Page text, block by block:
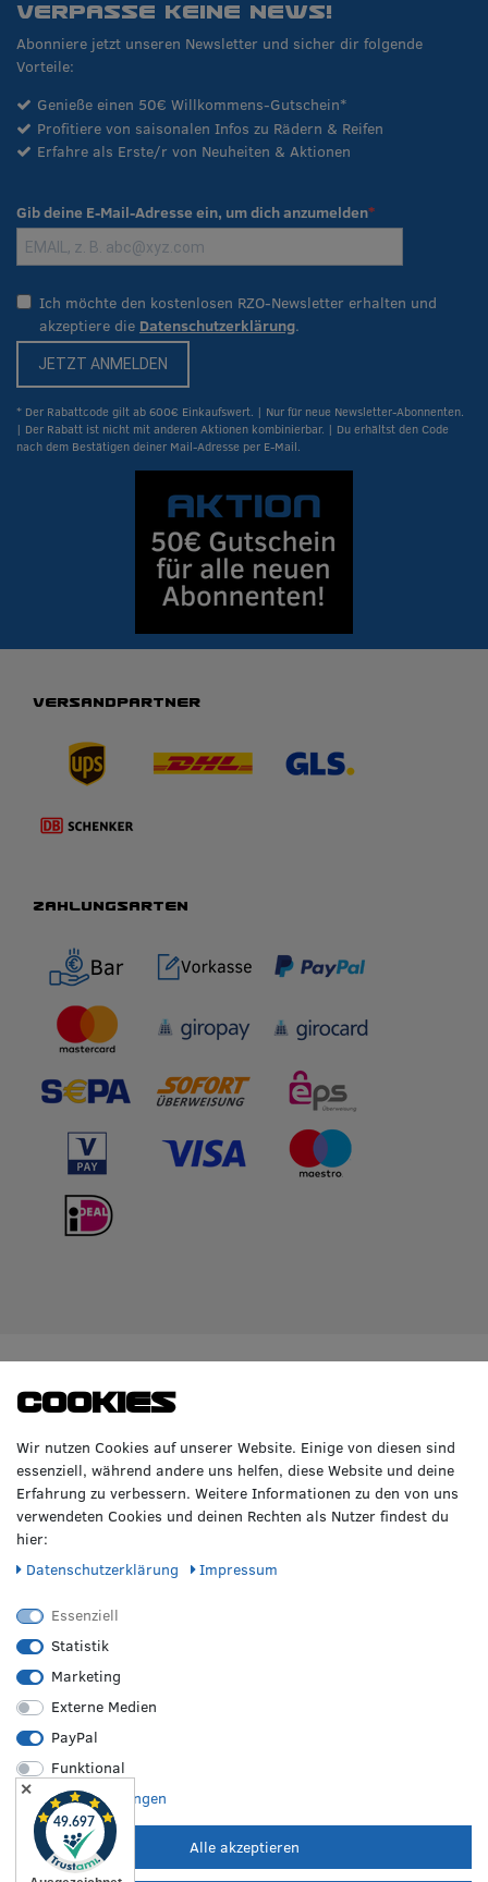
VERPASSE KEINE NEWS!
Abonniere jetzt unseren Newsletter und sicher dir folgende
Vorteile:
Genieße einen 50€ Willkommens-Gutschein*
Profitiere von saisonalen Infos zu Rädern & Reifen
Erfahre als Erste/r von Neuheiten & Aktionen
Gib deine E-Mail-Adresse ein, um dich anzumelden
Ich möchte den kostenlosen RZO-Newsletter erhalten und
akzeptiere die Datenschutzerklärung.
JETZT ANMELDEN
* Der Rabattcode gilt ab 600€ Einkaufswert. | Nur für neue Newsletter-Abonnenten.
| Der Rabatt ist nicht mit anderen Aktionen kombinierbar. | Du erhältst den Code
nach dem Bestätigen deiner Mail-Adresse per E-Mail.
VERSANDPARTNER
ZAHLUNGSARTEN
GERNE!
Heinrich-Hasemeier-Straße 36
49076 Osnabrück
Telefon: 0541 / 800 085 06
WhatsApp: 0541 / 800 085 06
Fax: 0541 / 40 99 084
BMW
Mercedes Benz
AMG
Audi
Sonstige Marken
REIFEN &
Sommerreifen
Winterreifen
Allwetterreifen
Originale Räder
Bestpreisgarantie
Leistungen vor Ort
Versand
Zahlungsarten
Cookies
Wir nutzen Cookies auf unserer Website. Einige von diesen sind
essenziell, während andere uns helfen, diese Website und deine
Erfahrung zu verbessern. Weitere Informationen zu den von uns
verwendeten Cookies und deinen Rechten als Nutzer findest du
hier:
Daten­schutz­erklärung
Impressum
Essenziell
Statistik
Marketing
Externe Medien
PayPal
Funktional
Weitere Einstellungen
Alle akzeptieren
✕